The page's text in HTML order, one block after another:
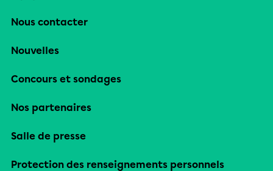
Nous contacter
Nouvelles
Concours et sondages
Nos partenaires
Salle de presse
Protection des renseignements personnels